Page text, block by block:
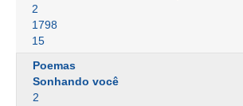
2
1798
15
Poemas
Sonhando você
2